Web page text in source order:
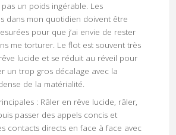
un poids ingérable. Les
dans mon quotidien doivent être
pour que j’ai envie de rester
me torturer. Le flot est souvent très
lucide et se réduit au réveil pour
un trop gros décalage avec la
de la matérialité.
: Râler en rêve lucide, râler,
passer des appels concis et
contacts directs en face à face avec